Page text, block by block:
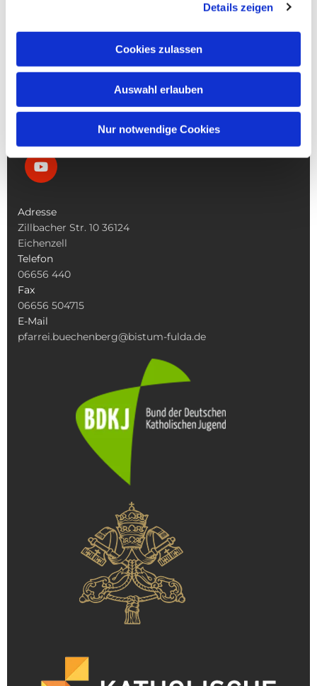
Details zeigen
Cookies zulassen
Auswahl erlauben
Nur notwendige Cookies
Die Kita
Die Kirchen
Adresse
Zillbacher Str. 10 36124
Eichenzell
Telefon
06656 440
Fax
06656 504715
E-Mail
pfarrei.buechenberg@bistum-fulda.de